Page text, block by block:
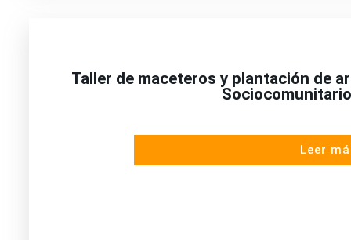
Taller de maceteros y plantación de
Leer